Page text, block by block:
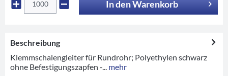
In denWarenkorb
Beschreibung
Klemmschalengleiter für Rundrohr; Polyethylen schwarz
ohne Befestigungszapfen -...
mehr